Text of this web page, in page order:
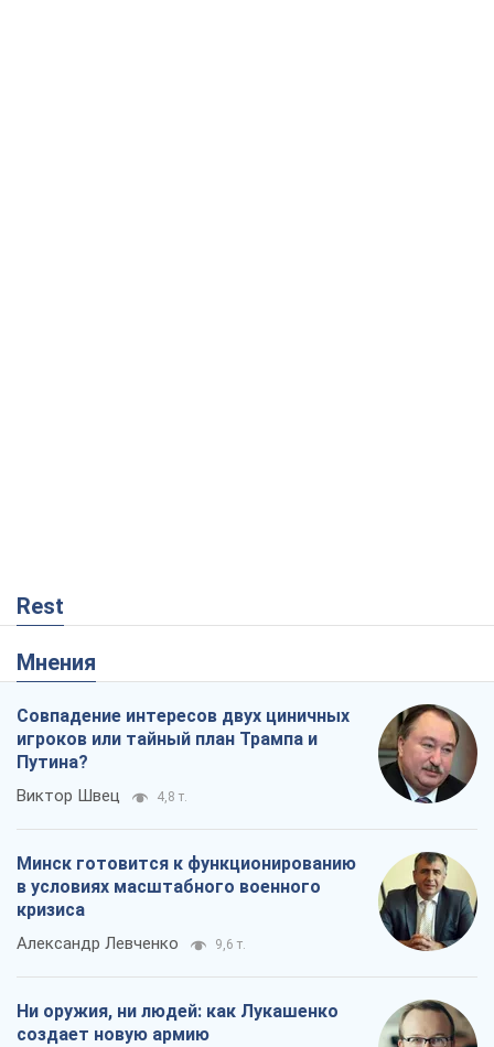
Rest
Мнения
Совпадение интересов двух циничных
игроков или тайный план Трампа и
Путина?
Виктор Швец 4,8 т.
Минск готовится к функционированию
в условиях масштабного военного
кризиса
Александр Левченко 9,6 т.
Ни оружия, ни людей: как Лукашенко
создает новую армию